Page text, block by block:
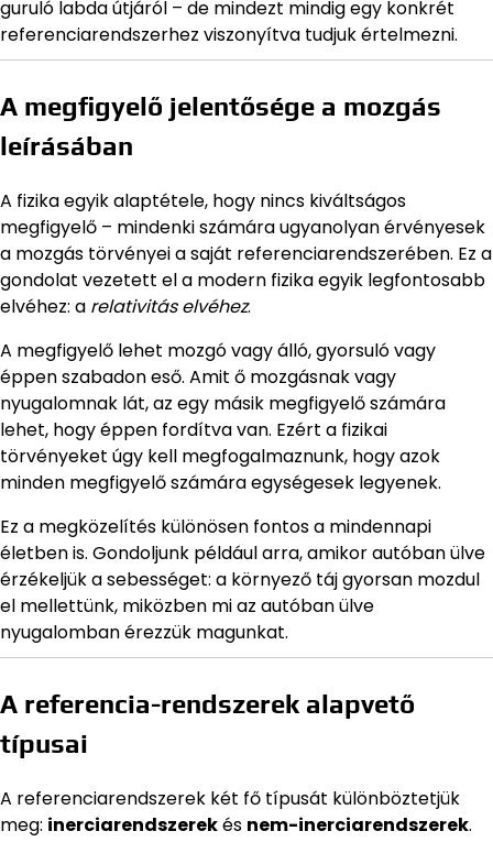
guruló labda útjáról – de mindezt mindig egy konkrét
referenciarendszerhez viszonyítva tudjuk értelmezni.
A megfigyelő jelentősége a mozgás
leírásában
A fizika egyik alaptétele, hogy nincs kiváltságos
megfigyelő – mindenki számára ugyanolyan érvényesek
a mozgás törvényei a saját referenciarendszerében. Ez a
gondolat vezetett el a modern fizika egyik legfontosabb
elvéhez: a relativitás elvéhez.
A megfigyelő lehet mozgó vagy álló, gyorsuló vagy
éppen szabadon eső. Amit ő mozgásnak vagy
nyugalomnak lát, az egy másik megfigyelő számára
lehet, hogy éppen fordítva van. Ezért a fizikai
törvényeket úgy kell megfogalmaznunk, hogy azok
minden megfigyelő számára egységesek legyenek.
Ez a megközelítés különösen fontos a mindennapi
életben is. Gondoljunk például arra, amikor autóban ülve
érzékeljük a sebességet: a környező táj gyorsan mozdul
el mellettünk, miközben mi az autóban ülve
nyugalomban érezzük magunkat.
A referencia-rendszerek alapvető
típusai
A referenciarendszerek két fő típusát különböztetjük
meg: inerciarendszerekés nem-inerciarendszerek.